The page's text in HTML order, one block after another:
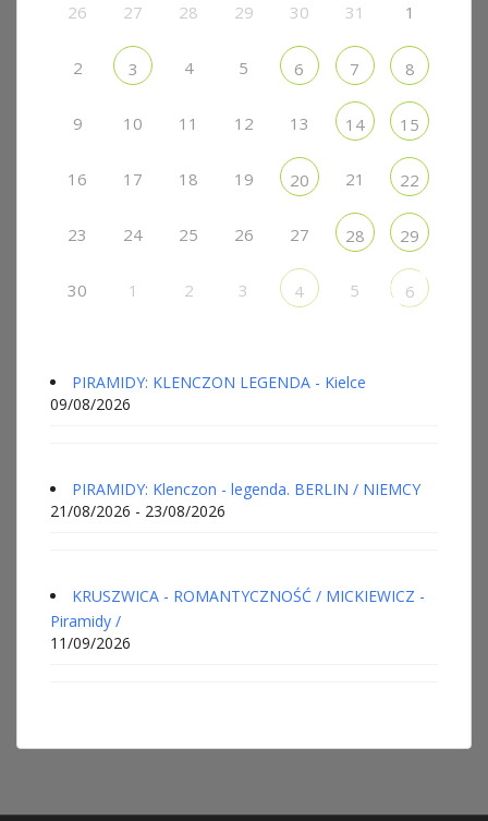
26 27 28 29 30 31 1
2 3 4 5 6 7 8
9 10 11 12 13 14 15
16 17 18 19 20 21 22
23 24 25 26 27 28 29
30 1 2 3 4 5 6
PIRAMIDY: KLENCZON LEGENDA - Kielce
09/08/2026
PIRAMIDY: Klenczon - legenda. BERLIN / NIEMCY
21/08/2026 - 23/08/2026
KRUSZWICA - ROMANTYCZNOŚĆ / MICKIEWICZ -
Piramidy /
11/09/2026